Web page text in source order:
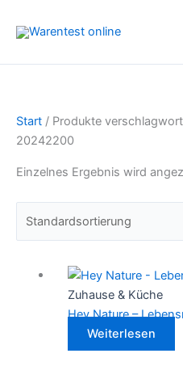
Inhalt
Start / Produkte
20242200
Einzelnes Ergebnis wird
Zuhause & Küche
Hey Nature –
Weiterlesen